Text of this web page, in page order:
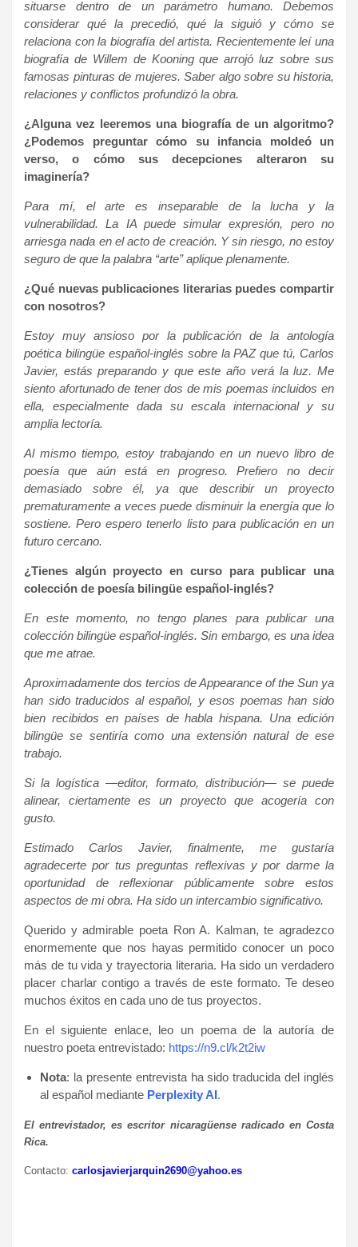
situarse dentro de un parámetro humano. Debemos
considerar qué la precedió, qué la siguió y cómo se
relaciona con la biografía del artista. Recientemente leí una
biografía de Willem de Kooning que arrojó luz sobre sus
famosas pinturas de mujeres. Saber algo sobre su historia,
relaciones y conflictos profundizó la obra.
¿Alguna vez leeremos una biografía de un algoritmo?
¿Podemos preguntar cómo su infancia moldeó un
verso, o cómo sus decepciones alteraron su
imaginería?
Para mí, el arte es inseparable de la lucha y la
vulnerabilidad. La IA puede simular expresión, pero no
arriesga nada en el acto de creación. Y sin riesgo, no estoy
seguro de que la palabra “arte” aplique plenamente.
¿Qué nuevas publicaciones literarias puedes compartir
con nosotros?
Estoy muy ansioso por la publicación de la antología
poética bilingüe español-inglés sobre la PAZ que tú, Carlos
Javier, estás preparando y que este año verá la luz. Me
siento afortunado de tener dos de mis poemas incluidos en
ella, especialmente dada su escala internacional y su
amplia lectoría.
Al mismo tiempo, estoy trabajando en un nuevo libro de
poesía que aún está en progreso. Prefiero no decir
demasiado sobre él, ya que describir un proyecto
prematuramente a veces puede disminuir la energía que lo
sostiene. Pero espero tenerlo listo para publicación en un
futuro cercano.
¿Tienes algún proyecto en curso para publicar una
colección de poesía bilingüe español-inglés?
En este momento, no tengo planes para publicar una
colección bilingüe español-inglés. Sin embargo, es una idea
que me atrae.
Aproximadamente dos tercios de Appearance of the Sun ya
han sido traducidos al español, y esos poemas han sido
bien recibidos en países de habla hispana. Una edición
bilingüe se sentiría como una extensión natural de ese
trabajo.
Si la logística —editor, formato, distribución— se puede
alinear, ciertamente es un proyecto que acogería con
gusto.
Estimado Carlos Javier, finalmente, me gustaría
agradecerte por tus preguntas reflexivas y por darme la
oportunidad de reflexionar públicamente sobre estos
aspectos de mi obra. Ha sido un intercambio significativo.
Querido y admirable poeta Ron A. Kalman, te agradezco
enormemente que nos hayas permitido conocer un poco
más de tu vida y trayectoria literaria. Ha sido un verdadero
placer charlar contigo a través de este formato. Te deseo
muchos éxitos en cada uno de tus proyectos.
En el siguiente enlace, leo un poema de la autoría de
nuestro poeta entrevistado: https://n9.cl/k2t2iw
Nota: la presente entrevista ha sido traducida del inglés
al español mediante Perplexity AI.
El entrevistador, es escritor nicaragüense radicado en Costa
Rica.
Contacto: carlosjavierjarquin2690@yahoo.es